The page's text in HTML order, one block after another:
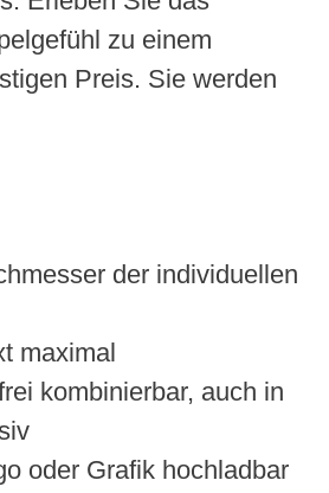
zu einem
Preis. Sie werden
der individuellen
maximal
kombinierbar, auch in
oder Grafik hochladbar